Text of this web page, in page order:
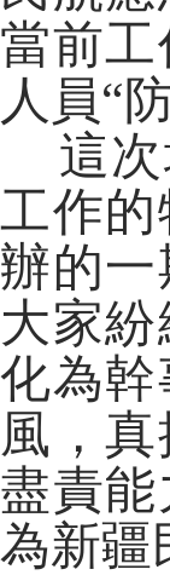
當前
人員“
這次
工作
辦的
大家
化為
風，
盡責
為新疆